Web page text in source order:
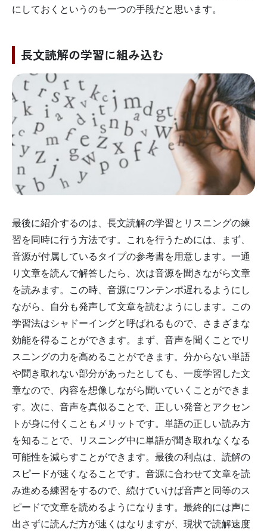
にしておくというのも一つの手段だと思います。
長文読解の学習に組み込む
最後に紹介するのは、長文読解の学習とリスニングの練
習を同時に行う方法です。これを行うためには、まず、
音源が付属しているタイプの参考書を用意します。一通
り文章を読んで解答したら、次は音源を聞きながら文章
を読みます。この時、音源にワンテンポ遅れるようにし
ながら、自分も発声して文章を読むようにします。この
学習法はシャドーイングと呼ばれるもので、さまざまな
効能を得ることができます。まず、音声を聞くことでリ
スニングの力を高めることができます。分からない単語
や聞き取れない部分があったとしても、一度学習した文
章なので、内容を想像しながら聞いていくことができま
す。次に、音声を真似ることで、正しい発音とアクセン
トが身に付くこともメリットです。単語の正しい読み方
を知ることで、リスニング中に単語が聞き取れなくなる
可能性を減らすことができます。最後の利点は、読解の
スピードが速くなることです。音源に合わせて文章を読
み進める練習をするので、続けていけば音声と同等のス
ピードで文章を読めるようになります。最終的には声に
出さずに読んだ方が速くはなりますが、現状で読解速度